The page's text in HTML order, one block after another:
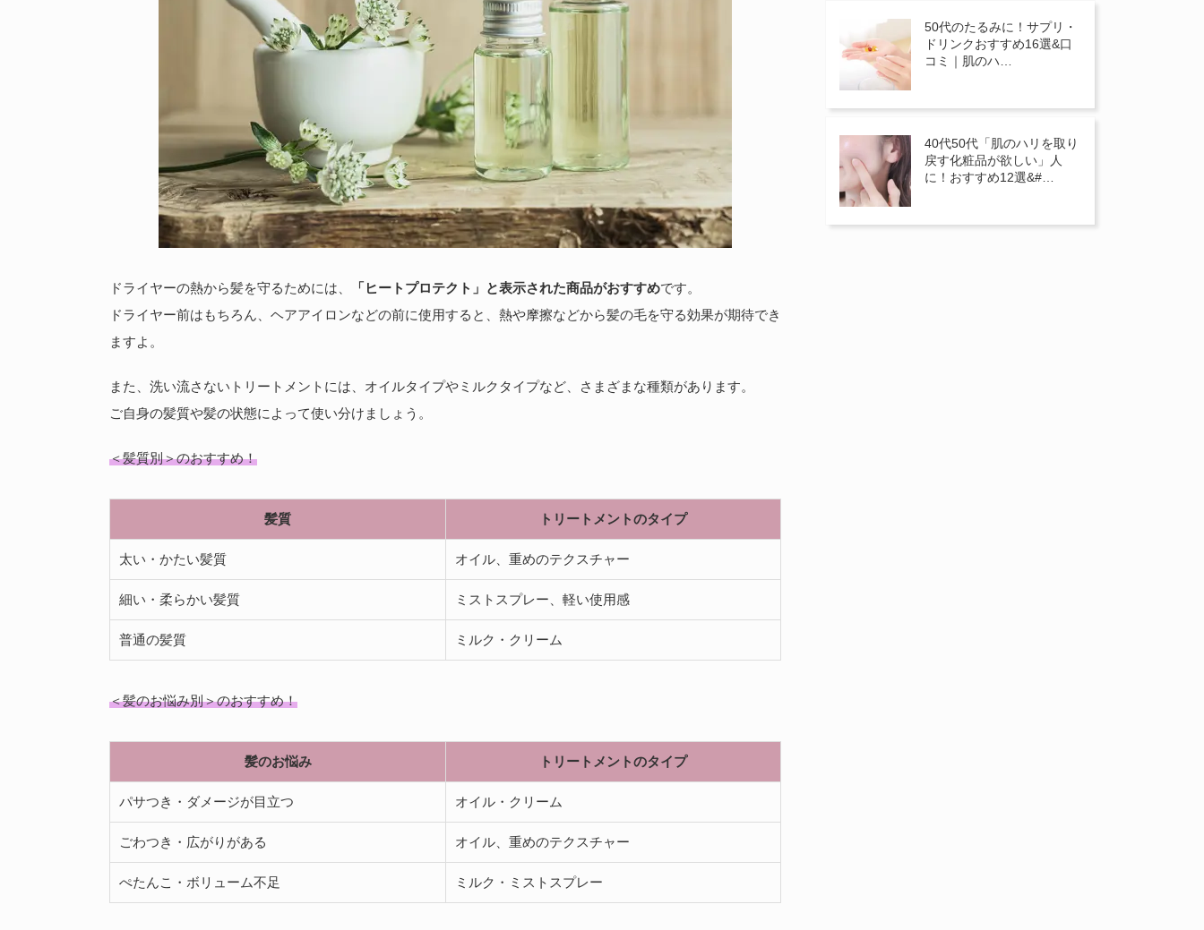
ドライヤーの熱から髪を守るためには、 「ヒートプロテクト」と表示された商品がおすすめです。
ドライヤー前はもちろん、ヘアアイロンなどの前に使用すると、熱や摩擦などから髪の毛を守る効果が期待でき
ますよ。
また、洗い流さないトリートメントには、オイルタイプやミルクタイプなど、さまざまな種類があります。
ご自身の髪質や髪の状態によって使い分けましょう。
＜髪質別＞のおすすめ！
髪質 トリートメントのタイプ
太い・かたい髪質 オイル、重めのテクスチャー
細い・柔らかい髪質 ミストスプレー、軽い使用感
普通の髪質 ミルク・クリーム
＜髪のお悩み別＞のおすすめ！
髪のお悩み トリートメントのタイプ
パサつき・ダメージが目立つ オイル・クリーム
ごわつき・広がりがある オイル、重めのテクスチャー
ぺたんこ・ボリューム不足 ミルク・ミストスプレー
50代のたるみに！サプリ・
ドリンクおすすめ16選&口
コミ｜肌のハ…
40代50代「肌のハリを取り
戻す化粧品が欲しい」人
に！おすすめ12選&#…